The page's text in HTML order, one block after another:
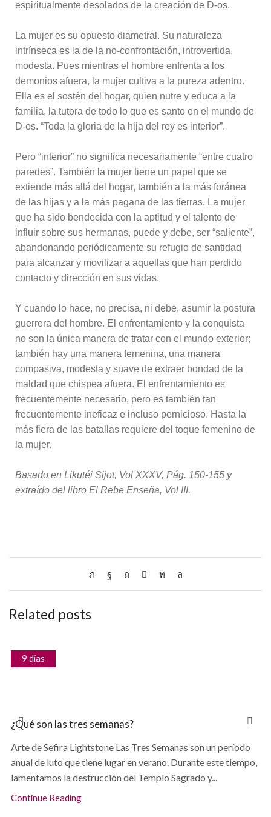
espiritualmente desolados de la creación de D-os.
La mujer es su opuesto diametral. Su naturaleza
intrínseca es la de la no-confrontación, introvertida,
modesta. Pues mientras el hombre enfrenta a los
demonios afuera, la mujer cultiva a la pureza adentro.
Ella es el sostén del hogar, quien nutre y educa a la
familia, la tutora de todo lo que es santo en el mundo de
D-os. “Toda la gloria de la hija del rey es interior”.
Pero “interior” no significa necesariamente “entre cuatro
paredes”. También la mujer tiene un papel que se
extiende más allá del hogar, también a la más foránea
de las hijas y a la más pagana de las tierras. La mujer
que ha sido bendecida con la aptitud y el talento de
influir sobre sus hermanas, puede y debe, ser “saliente”,
abandonando periódicamente su refugio de santidad
para alcanzar y movilizar a aquellas que han perdido
contacto y dirección en sus vidas.
Y cuando lo hace, no precisa, ni debe, asumir la postura
guerrera del hombre. El enfrentamiento y la conquista
no son la única manera de tratar con el mundo exterior;
también hay una manera femenina, una manera
compasiva, modesta y suave de extraer bondad de la
maldad que chispea afuera. El enfrentamiento es
frecuentemente necesario, pero es también tan
frecuentemente ineficaz e incluso pernicioso. Hasta la
más fiera de las batallas requiere del toque femenino de
la mujer.
Basado en Likutéi Sijot, Vol XXXV, Pág. 150-155 y
extraído del libro El Rebe Enseña, Vol III.
Related posts
9 días
¿Qué son las tres semanas?
Arte de Sefira Lightstone Las Tres Semanas son un período
anual de luto que tiene lugar en verano. Durante este tiempo,
lamentamos la destrucción del Templo Sagrado y...
Continue Reading